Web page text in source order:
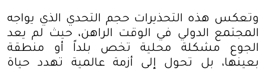
وتعكس هذه التحذيرات حجم التحدي الذي يواجه
المجتمع الدولي في الوقت الراهن، حيث لم يعد
الجوع مشكلة محلية تخص بلداً أو منطقة
بعينها، بل تحول إلى أزمة عالمية تهدد حياة